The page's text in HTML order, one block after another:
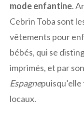
mode enfantine.
Cebrin Toba sont
vêtements pour
bébés, qui se
imprimés, et par
Espagne
locaux.